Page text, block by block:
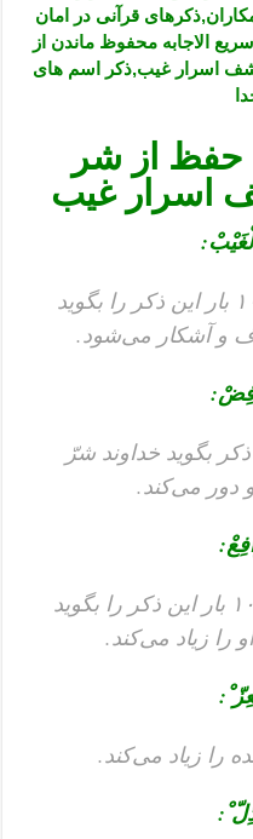
قرآنی در امان
الاجابه محفوظ ماندن از
اسرار غیب,ذکر اسم های
از شر
اسرار غیب
کسی که بعد از هر نماز ۱۰۰ بار این ذکر را بگوید
و آشکار می‌شود.
نام را ۷۰ بار ذکر بگوید خداوند شرّ
دور می‌کند.
هر کس بعد از نماز ظهر ۱۰۰ بار این ذکر را بگوید
را زیاد می‌کند.
ْ:
را زیاد می‌کند.
ْ: